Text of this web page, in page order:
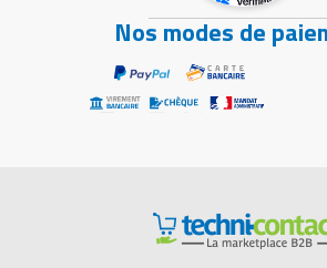
Nos modes de